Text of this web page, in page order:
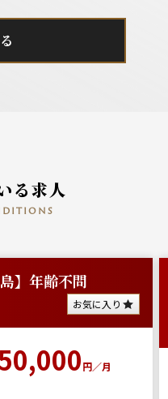
る求人
】年齢不問
お気に入り
円／月